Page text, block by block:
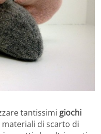
tantissimi giochi
di scarto di